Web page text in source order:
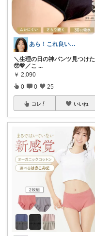
あら！これ良いわね～
​＼生理の日の神パンツ見つけた
🥹💖／ ​こ ...
￥ 2,090
0 0 25
コレ いいね